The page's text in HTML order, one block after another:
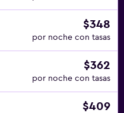
$348
por noche con tasas
$362
por noche con tasas
$409